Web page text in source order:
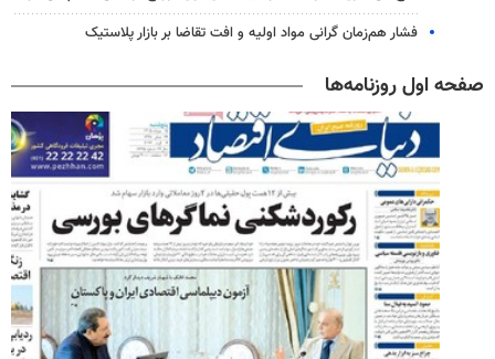
فشار هم‌زمان گرانی مواد اولیه و افت تقاضا بر بازار پلاستیک
صفحه اول روزنامه‌ها